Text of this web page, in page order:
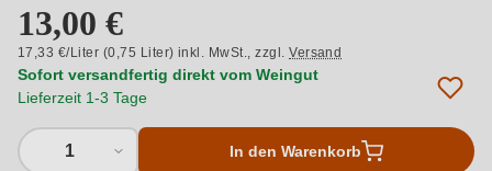
13,00 €
17,33 €/Liter (0,75 Liter) inkl. MwSt.,zzgl.Versand
Sofort versandfertig direkt vom Weingut
Lieferzeit 1-3 Tage
1 In den Warenkorb